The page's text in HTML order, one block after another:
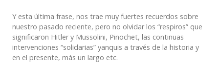
Y esta última frase, nos trae muy fuertes recuerdos sobre
nuestro pasado reciente, pero no olvidar los “respiros” que
significaron Hitler y Mussolini, Pinochet, las continuas
intervenciones “solidarias” yanquis a través de la historia y
en el presente, más un largo etc.